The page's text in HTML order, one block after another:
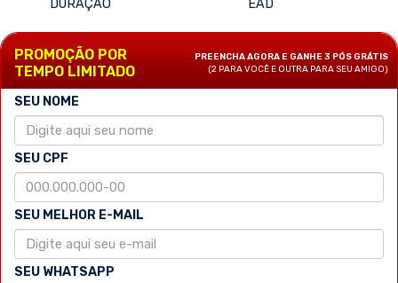
PROMOÇÃO POR
TEMPO LIMITADO
PREENCHA AGORA E GANHE 3 PÓS GRÁTIS
(2 PARA VOCÊ E OUTRA PARA SEU AMIGO)
SEU NOME
SEU CPF
SEU MELHOR E-MAIL
SEU WHATSAPP